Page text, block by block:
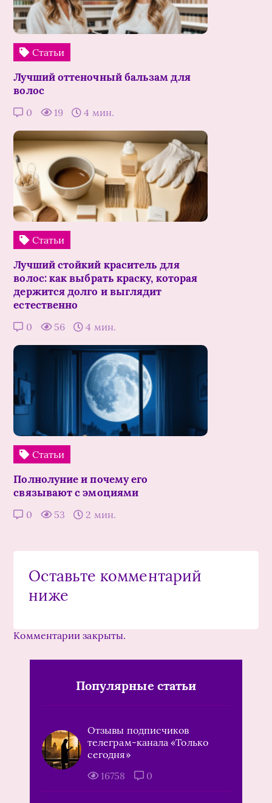
Статьи
Лучший оттеночный бальзам для
волос
0 19 4 мин.
Статьи
Лучший стойкий краситель для
волос: как выбрать краску, которая
держится долго и выглядит
естественно
0 56 4 мин.
Статьи
Полнолуние и почему его
связывают с эмоциями
0 53 2 мин.
Оставьте комментарий
ниже
Комментарии закрыты.
Популярные статьи
Отзывы подписчиков
телеграм-канала «Только
сегодня»
16758
0